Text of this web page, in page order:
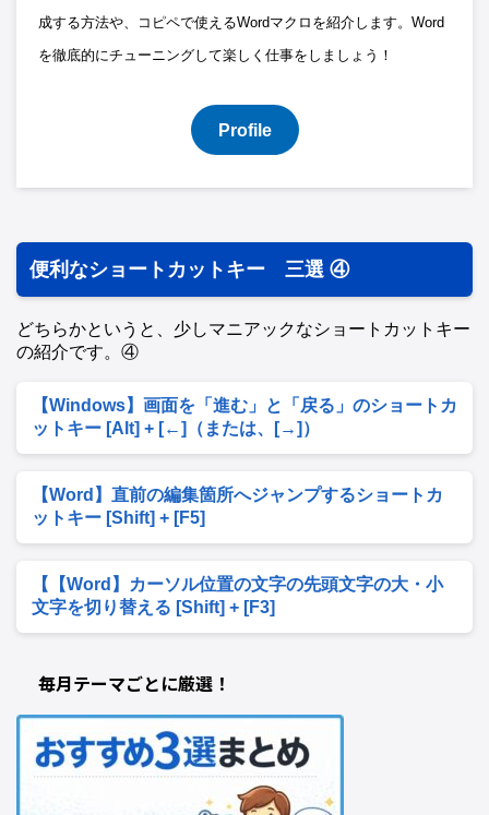
成する方法や、コピペで使えるWordマクロを紹介します。Word
を徹底的にチューニングして楽しく仕事をしましょう！
Profile
便利なショートカットキー 三選 ④
どちらかというと、少しマニアックなショートカットキー
の紹介です。④
【Windows】画面を「進む」と「戻る」のショートカ
ットキー [Alt] + [←]（または、[→]）
【Word】直前の編集箇所へジャンプするショートカ
ットキー [Shift] + [F5]
【【Word】カーソル位置の文字の先頭文字の大・小
文字を切り替える [Shift] + [F3]
毎月テーマごとに厳選！